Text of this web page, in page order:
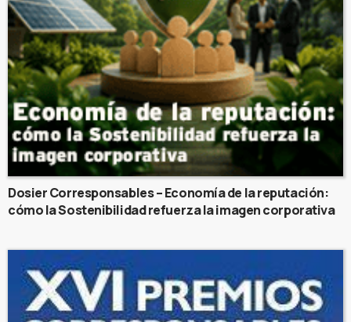
Dosier Corresponsables – Economía de la reputación:
cómo la Sostenibilidad refuerza la imagen corporativa